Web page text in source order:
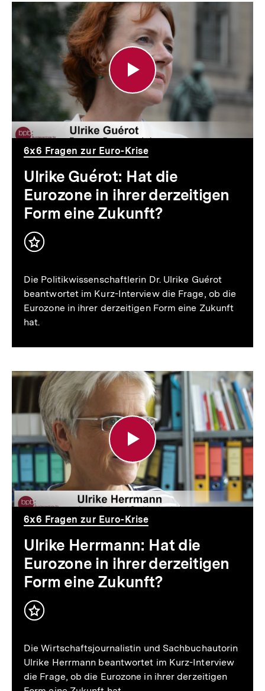
Ulrike
Guérot:
Hat
die
Eurozone
in
ihrer
derzeitigen
Form
eine
Zukunft?
6x6 Fragen zur Euro-Krise
Ulrike Guérot: Hat die
Eurozone in ihrer derzeitigen
Form eine Zukunft?
Inhalt
Die Politikwissenschaftlerin Dr. Ulrike Guérot
beantwortet im Kurz-Interview die Frage, ob die
Eurozone in ihrer derzeitigen Form eine Zukunft
hat.
Ulrike
Herrmann:
Hat
die
Eurozone
in
ihrer
derzeitigen
Form
eine
Zukunft?
6x6 Fragen zur Euro-Krise
Ulrike Herrmann: Hat die
Eurozone in ihrer derzeitigen
Form eine Zukunft?
Inhalt
Die Wirtschaftsjournalistin und Sachbuchautorin
Ulrike Herrmann beantwortet im Kurz-Interview
die Frage, ob die Eurozone in ihrer derzeitigen